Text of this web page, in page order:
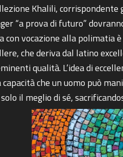
Khalili, corrispondente
“a prova di futuro”
con vocazione alla polimatia
che deriva dal latino
qualità. L’idea di
capacità che un uomo può
il meglio di sé,